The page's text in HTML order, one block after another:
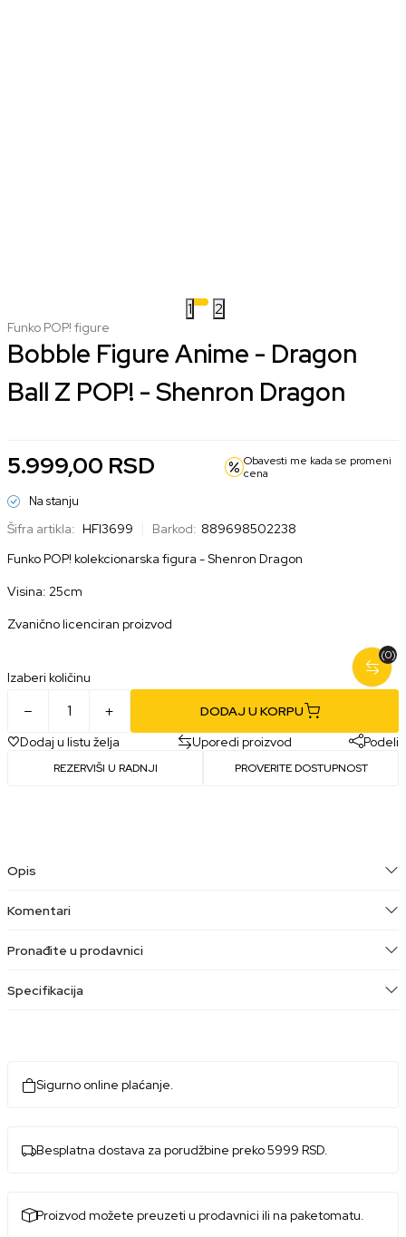
1 2
Funko POP! figure
Bobble Figure Anime - Dragon
Ball Z POP! - Shenron Dragon
5.999,00 RSD
Obavesti me kada se promeni
cena
Na stanju
Šifra artikla: HFI3699 Barkod: 889698502238
Funko POP! kolekcionarska figura - Shenron Dragon
Visina: 25cm
Zvanično licenciran proizvod
Izaberi količinu
DODAJ U KORPU
Dodaj u listu želja
Uporedi proizvod Podeli
REZERVIŠI U RADNJI PROVERITE DOSTUPNOST
(0)
Opis
Komentari
Pronađite u prodavnici
Specifikacija
Sigurno online plaćanje.
Besplatna dostava za porudžbine preko 5999 RSD.
Proizvod možete preuzeti u prodavnici ili na paketomatu.